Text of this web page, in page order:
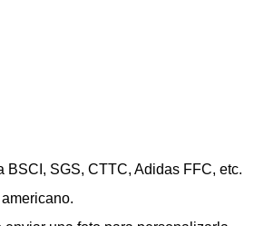
SGS, CTTC, Adidas FFC, etc.